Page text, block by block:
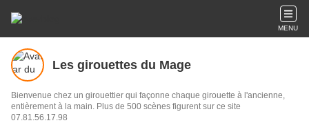
MENU
Les girouettes du Mage
Bienvenue chez un girouettier qui façonne chaque girouette à l'ancienne,
entièrement à la main. Plus de 500 scènes figurent sur ce site
07.81.56.17.98